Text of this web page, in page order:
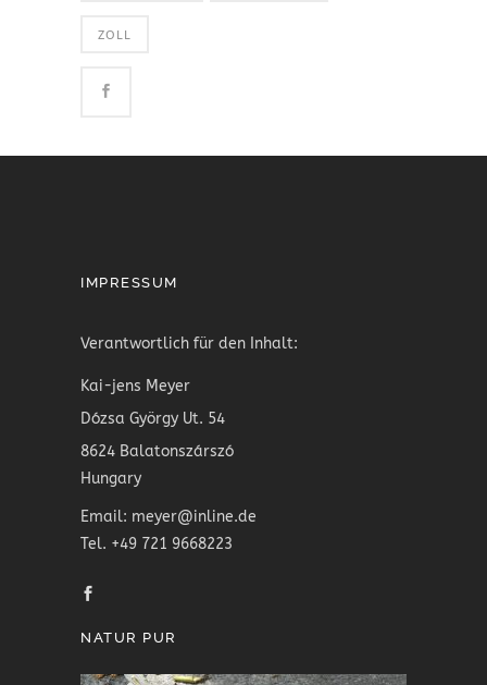
ZOLL
IMPRESSUM
Verantwortlich für den Inhalt:
Kai-jens Meyer
Dózsa György Ut. 54
8624 Balatonszárszó
Hungary
Email: meyer@inline.de
Tel. +49 721 9668223
NATUR PUR